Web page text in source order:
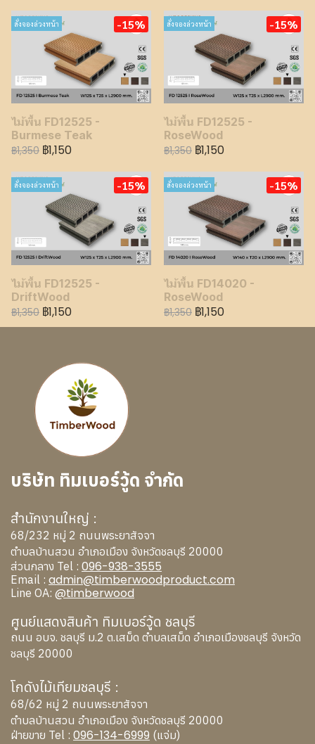
สั่งจองล่วงหน้า -15%
ไม้พื้น FD12525 -
Burmese Teak
฿1,350 ฿1,150
สั่งจองล่วงหน้า -15%
ไม้พื้น FD12525 -
RoseWood
฿1,350 ฿1,150
สั่งจองล่วงหน้า -15%
ไม้พื้น FD12525 -
DriftWood
฿1,350 ฿1,150
สั่งจองล่วงหน้า -15%
ไม้พื้น FD14020 -
RoseWood
฿1,350 ฿1,150
บริษัท ทิมเบอร์วู้ด จำกัด
สำนักงานใหญ่ :
68/232 หมู่ 2 ถนนพระยาสัจจา
ตำบลบ้านสวน อำเภอเมือง จังหวัดชลบุรี 20000
ส่วนกลาง Tel : 096-938-3555
Email : admin@timberwoodproduct.com
Line OA: @timberwood
ศูนย์แสดงสินค้า ทิมเบอร์วู้ด ชลบุรี
ถนน อบจ. ชลบุรี ม.2 ต.เสม็ด ตำบลเสม็ด อำเภอเมืองชลบุรี จังหวัด
ชลบุรี 20000
โกดังไม้เทียมชลบุรี :
68/62 หมู่ 2 ถนนพระยาสัจจา
ตำบลบ้านสวน อำเภอเมือง จังหวัดชลบุรี 20000
ฝ่ายขาย Tel : 096-134-6999 (แจ่ม)